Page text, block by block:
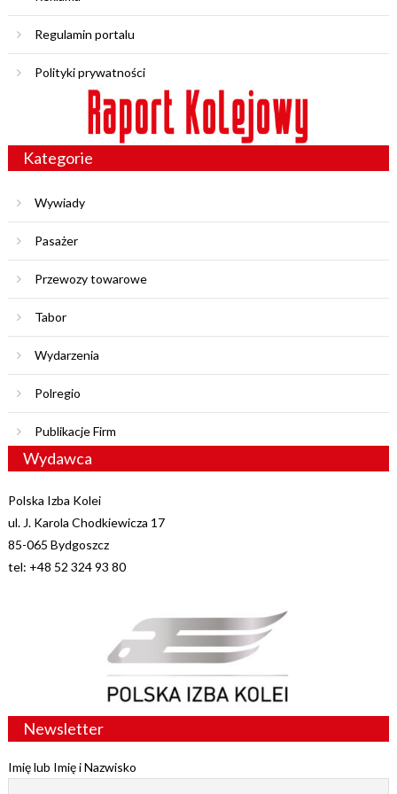
Regulamin portalu
Polityki prywatności
Kategorie
Wywiady
Pasażer
Przewozy towarowe
Tabor
Wydarzenia
Polregio
Publikacje Firm
Wydawca
Polska Izba Kolei
ul. J. Karola Chodkiewicza 17
85-065 Bydgoszcz
tel: +48 52 324 93 80
Newsletter
Imię lub Imię i Nazwisko